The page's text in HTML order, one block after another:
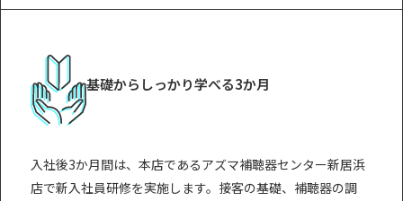
基礎からしっかり学べる3か月
入社後3か月間は、本店であるアズマ補聴器センター新居浜
店で新入社員研修を実施します。接客の基礎、補聴器の調